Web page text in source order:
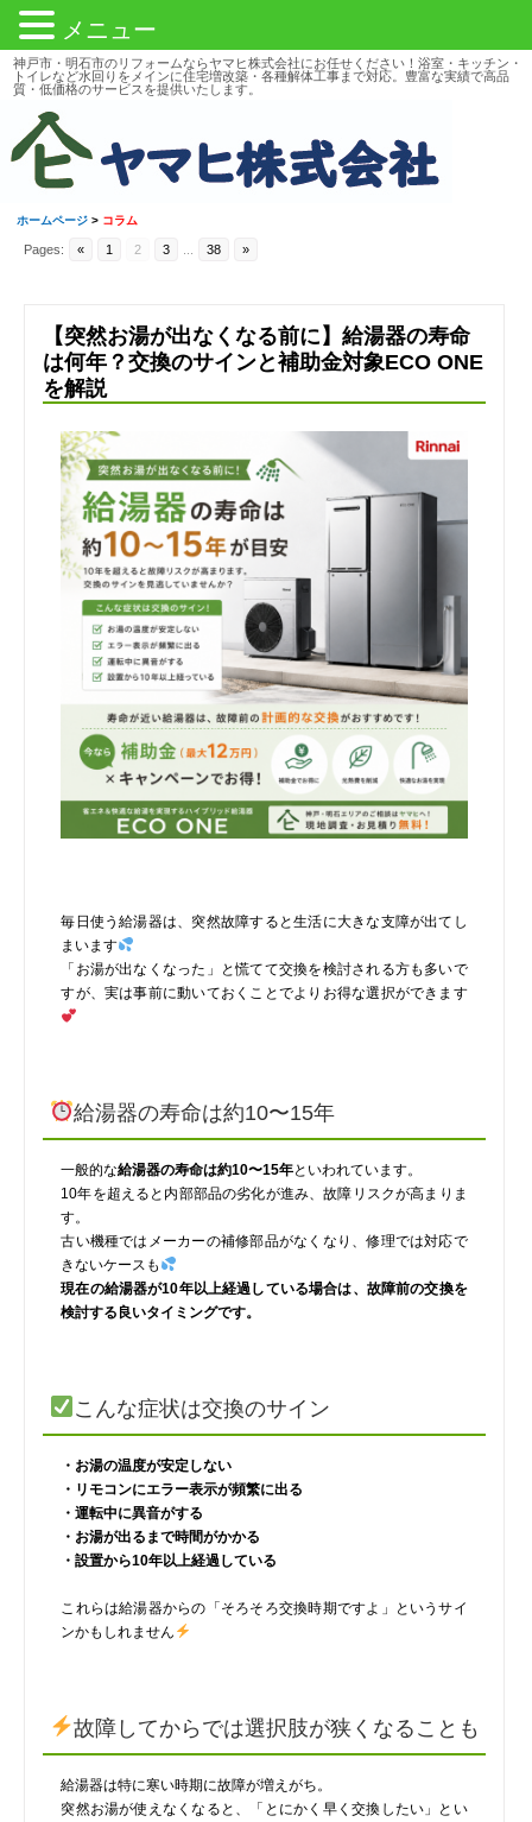
神戸市・明石市のリフォームならヤマヒ株式会社にお任せください！浴室・キッチン・
トイレなど水回りをメインに住宅増改築・各種解体工事まで対応。豊富な実績で高品
質・低価格のサービスを提供いたします。
ホームページ > コラム
Pages: « 1 2 3 38 »
【突然お湯が出なくなる前に】給湯器の寿命
は何年？交換のサインと補助金対象ECO ONE
を解説
毎日使う給湯器は、突然故障すると生活に大きな支障が出てし
まいます
「お湯が出なくなった」と慌てて交換を検討される方も多いで
すが、実は事前に動いておくことでよりお得な選択ができます
給湯器の寿命は約10〜15年
一般的な給湯器の寿命は約10〜15年といわれています。
10年を超えると内部部品の劣化が進み、故障リスクが高まりま
す。
古い機種ではメーカーの補修部品がなくなり、修理では対応で
きないケースも
現在の給湯器が10年以上経過している場合は、故障前の交換を
検討する良いタイミングです。
こんな症状は交換のサイン
・お湯の温度が安定しない
・リモコンにエラー表示が頻繁に出る
・運転中に異音がする
・お湯が出るまで時間がかかる
・設置から10年以上経過している
これらは給湯器からの「そろそろ交換時期ですよ」というサイ
ンかもしれません
故障してからでは選択肢が狭くなることも
給湯器は特に寒い時期に故障が増えがち。
突然お湯が使えなくなると、「とにかく早く交換したい」とい
メニュー